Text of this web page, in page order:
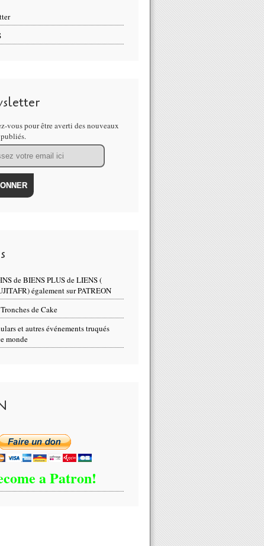
vous pour être averti des nouveaux
de BIENS PLUS de LIENS (
également sur PATREON
de Cake
et autres événements truqués
monde
a Patron!